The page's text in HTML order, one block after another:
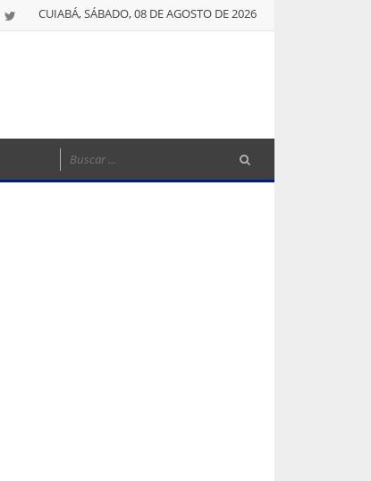
CUIABÁ, SÁBADO, 08 DE AGOSTO DE 2026